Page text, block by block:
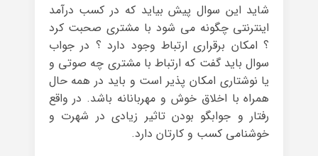
شاید این سوال پیش بیاید که در کسب درآمد
اینترنتی چگونه می شود با مشتری صحبت کرد
؟ امکان برقراری ارتباط وجود دارد ؟ در جواب
سوال باید گفت که ارتباط با مشتری چه صوتی و
یا نوشتاری امکان پذیر است و باید در همه حال
همراه با اخلاق خوش و مهربانانه باشد. در واقع
رفتار و جوابگو بودن تاثیر زیادی در شهرت و
خوشنامی کسب و کارتان دارد.